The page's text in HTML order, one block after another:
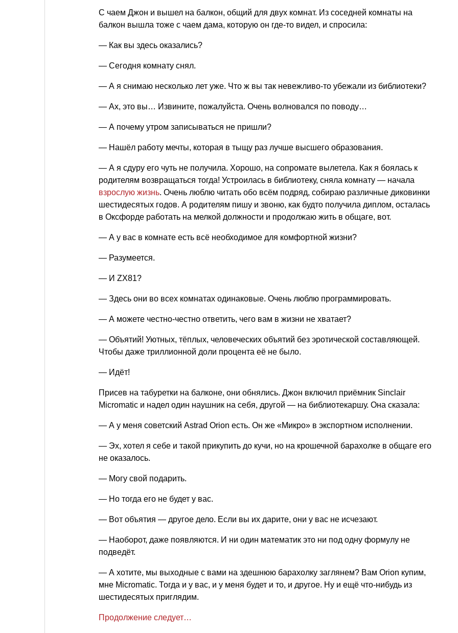
С чаем Джон и вышел на балкон, общий для двух комнат. Из соседней комнаты на
балкон вышла тоже с чаем дама, которую он где-то видел, и спросила:
— Как вы здесь оказались?
— Сегодня комнату снял.
— А я снимаю несколько лет уже. Что ж вы так невежливо-то убежали из библиотеки?
— Ах, это вы… Извините, пожалуйста. Очень волновался по поводу…
— А почему утром записываться не пришли?
— Нашёл работу мечты, которая в тыщу раз лучше высшего образования.
— А я сдуру его чуть не получила. Хорошо, на сопромате вылетела. Как я боялась к
родителям возвращаться тогда! Устроилась в библиотеку, сняла комнату — начала
взрослую жизнь. Очень люблю читать обо всём подряд, собираю различные диковинки
шестидесятых годов. А родителям пишу и звоню, как будто получила диплом, осталась
в Оксфорде работать на мелкой должности и продолжаю жить в общаге, вот.
— А у вас в комнате есть всё необходимое для комфортной жизни?
— Разумеется.
— И ZX81?
— Здесь они во всех комнатах одинаковые. Очень люблю программировать.
— А можете честно-честно ответить, чего вам в жизни не хватает?
— Объятий! Уютных, тёплых, человеческих объятий без эротической составляющей.
Чтобы даже триллионной доли процента её не было.
— Идёт!
Присев на табуретки на балконе, они обнялись. Джон включил приёмник Sinclair
Micromatic и надел один наушник на себя, другой — на библиотекаршу. Она сказала:
— А у меня советский Astrad Orion есть. Он же «Микро» в экспортном исполнении.
— Эх, хотел я себе и такой прикупить до кучи, но на крошечной барахолке в общаге его
не оказалось.
— Могу свой подарить.
— Но тогда его не будет у вас.
— Вот объятия — другое дело. Если вы их дарите, они у вас не исчезают.
— Наоборот, даже появляются. И ни один математик это ни под одну формулу не
подведёт.
— А хотите, мы выходные с вами на здешнюю барахолку заглянем? Вам Orion купим,
мне Micromatic. Тогда и у вас, и у меня будет и то, и другое. Ну и ещё что-нибудь из
шестидесятых приглядим.
Продолжение следует…